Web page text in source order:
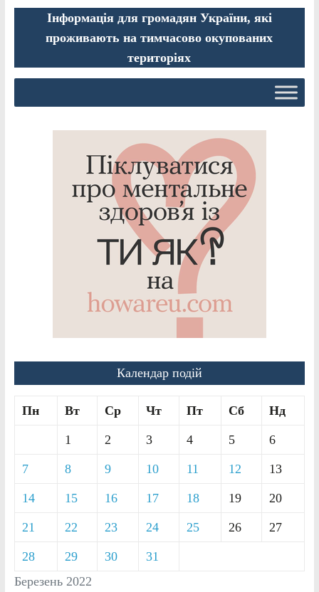
Інформація для громадян України, які
проживають на тимчасово окупованих
територіях
Календар подій
Березень 2022
Пн Вт Ср Чт Пт Сб Нд
1 2 3 4 5 6
7 8 9 10 11 12 13
14 15 16 17 18 19 20
21 22 23 24 25 26 27
28 29 30 31